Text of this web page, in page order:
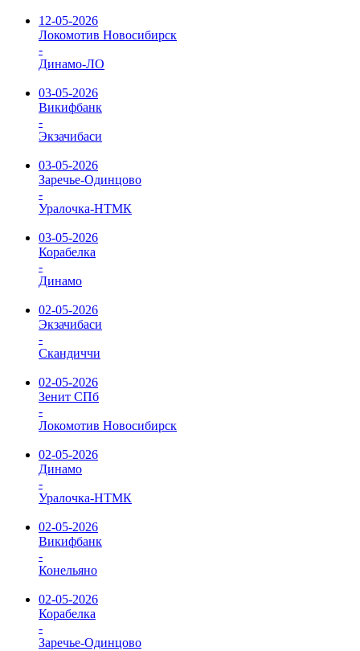
12-05-2026
Локомотив Новосибирск
-
Динамо-ЛО
03-05-2026
Викифбанк
-
Экзачибаси
03-05-2026
Заречье-Одинцово
-
Уралочка-НТМК
03-05-2026
Корабелка
-
Динамо
02-05-2026
Экзачибаси
-
Скандиччи
02-05-2026
Зенит СПб
-
Локомотив Новосибирск
02-05-2026
Динамо
-
Уралочка-НТМК
02-05-2026
Викифбанк
-
Конельяно
02-05-2026
Корабелка
-
Заречье-Одинцово